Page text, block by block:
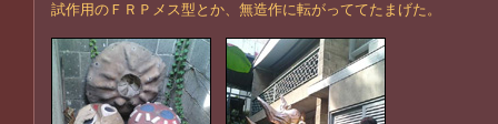
試作用のＦＲＰメス型とか、無造作に転がっててたまげた。